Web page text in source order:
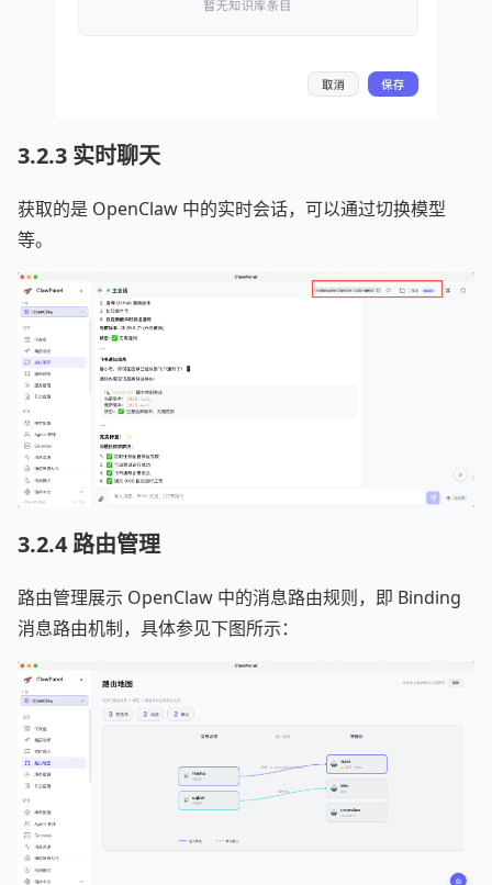
3.2.3 实时聊天
获取的是 OpenClaw 中的实时会话，可以通过切换模型
等。
3.2.4 路由管理
路由管理展示 OpenClaw 中的消息路由规则，即 Binding
消息路由机制，具体参见下图所示：